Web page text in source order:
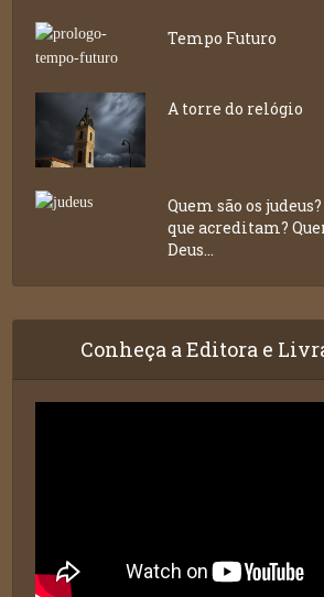
Tempo Futuro
A torre do relógio
Quem são os
que acreditam?
Deus...
Conheça a Editora e